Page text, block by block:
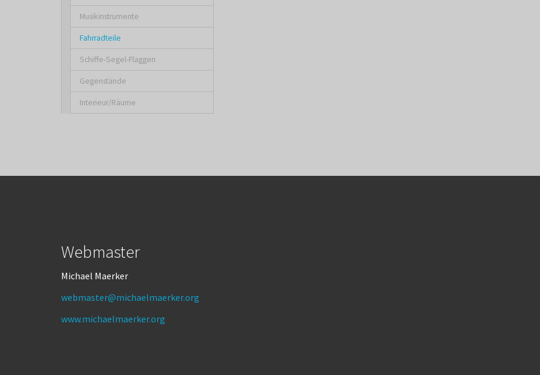
Musikinstrumente
Fahrradteile
Schiffe-Segel-Flaggen
Gegenstände
Interieur/Räume
Webmaster
Michael Maerker
webmaster@michaelmaerker.org
www.michaelmaerker.org